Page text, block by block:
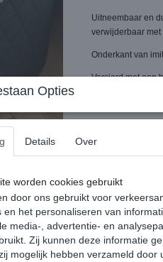
Uitneembaar en
verwijderbaar
Onderkant van
Versierd met een
Klein hartvormig
Gemaakt in Italië!
Opties
Details Over
worden cookies gebruikt
door ons gebruikt voor
en het personaliseren van
media-, advertentie- en
Zij kunnen deze informatie
mogelijk hebben verzameld door